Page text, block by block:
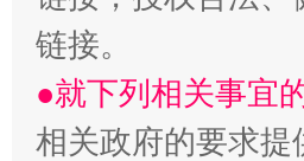
“刷贴”乱象丛生
链接。
●就下列相关事宜
相关政府的要求